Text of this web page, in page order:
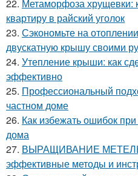
22. Метаморфоза хрущевки:
квартиру в райский уголок
23. Сэкономьте на
двускатную крышу своими
24. Утепление крыши: как
эффективно
25. Профессиональный
частном доме
26. Как избежать ошибок
дома
27. ВЫРАЩИВАНИЕ
эффективные методы и